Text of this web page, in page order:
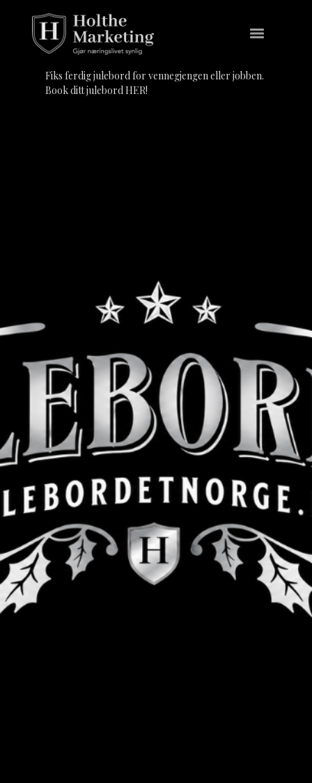
Fiks ferdig julebord for vennegjengen eller jobben.
Book ditt julebord HER!